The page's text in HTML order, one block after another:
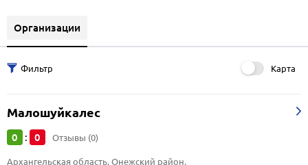
Организации
Карта
Малошуйкалес
0 : 0 Отзывы (0)
Архангельская область, Онежский район,